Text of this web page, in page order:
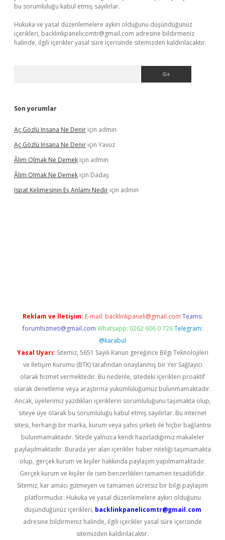
bu sorumluluğu kabul etmiş sayılırlar.
Hukuka ve yasal düzenlemelere aykırı olduğunu düşündüğünüz
içerikleri, backlinkpanelicomtr@gmail.com adresine bildirmeniz
halinde, ilgili içerikler yasal süre içerisinde sitemizden kaldırılacaktır.
Son yorumlar
Aç Gözlü Insana Ne Denir için admin
Aç Gözlü Insana Ne Denir için Yavuz
Âlim Olmak Ne Demek için admin
Âlim Olmak Ne Demek için Dadaş
Ispat Kelimesinin Eş Anlamı Nedir için admin
Reklam ve İletişim: E-mail: backlinkpaneli@gmail.com Teams:
forumhizmeti@gmail.com Whatsapp: 0262 606 0 726 Telegram:
@karabul
Yasal Uyarı: Sitemiz, 5651 Sayılı Kanun gereğince Bilgi Teknolojileri
ve İletişim Kurumu (BTK) tarafından onaylanmış bir Yer Sağlayıcı
olarak hizmet vermektedir. Bu nedenle, sitedeki içerikleri proaktif
olarak denetleme veya araştırma yükümlülüğümüz bulunmamaktadır.
Ancak, üyelerimiz yazdıkları içeriklerin sorumluluğunu taşımakta olup,
siteye üye olarak bu sorumluluğu kabul etmiş sayılırlar. Bu internet
sitesi, herhangi bir marka, kurum veya şahıs şirketi ile hiçbir bağlantısı
bulunmamaktadır. Sitede yalnızca kendi hazırladığımız makaleler
paylaşılmaktadır. Burada yer alan içerikler haber niteliği taşımamakta
olup, gerçek kurum ve kişiler hakkında paylaşım yapılmamaktadır.
Gerçek kurum ve kişiler ile isim benzerlikleri tamamen tesadüfidir.
Sitemiz, kar amacı gütmeyen ve tamamen ücretsiz bir bilgi paylaşım
platformudur. Hukuka ve yasal düzenlemelere aykırı olduğunu
düşündüğünüz içerikleri, backlinkpanelicomtr@gmail.com
adresine bildirmeniz halinde, ilgili içerikler yasal süre içerisinde
sitemizden kaldırılacaktır.